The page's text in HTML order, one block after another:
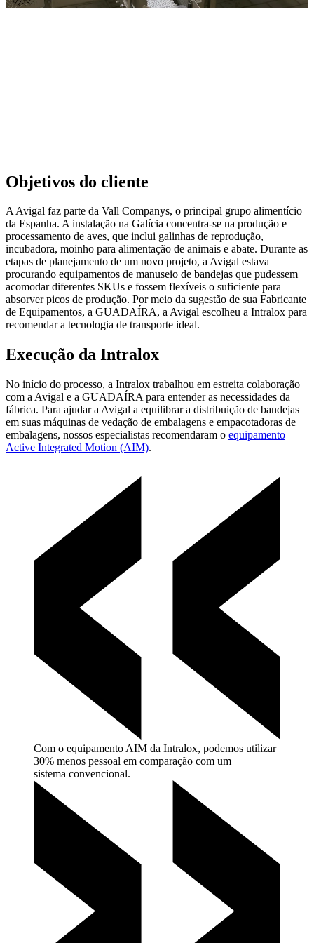
Objetivos do cliente
A Avigal faz parte da Vall Companys, o principal grupo alimentício
da Espanha. A instalação na Galícia concentra-se na produção e
processamento de aves, que inclui galinhas de reprodução,
incubadora, moinho para alimentação de animais e abate. Durante as
etapas de planejamento de um novo projeto, a Avigal estava
procurando equipamentos de manuseio de bandejas que pudessem
acomodar diferentes SKUs e fossem flexíveis o suficiente para
absorver picos de produção. Por meio da sugestão de sua Fabricante
de Equipamentos, a GUADAÍRA, a Avigal escolheu a Intralox para
recomendar a tecnologia de transporte ideal.
Execução da Intralox
No início do processo, a Intralox trabalhou em estreita colaboração
com a Avigal e a GUADAÍRA para entender as necessidades da
fábrica. Para ajudar a Avigal a equilibrar a distribuição de bandejas
em suas máquinas de vedação de embalagens e empacotadoras de
embalagens, nossos especialistas recomendaram o equipamento
Active Integrated Motion (AIM).
Com o equipamento AIM da Intralox, podemos utilizar
30% menos pessoal em comparação com um
sistema convencional.